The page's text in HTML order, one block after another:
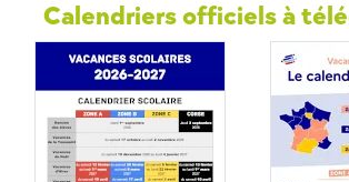
Calendriers officiels à